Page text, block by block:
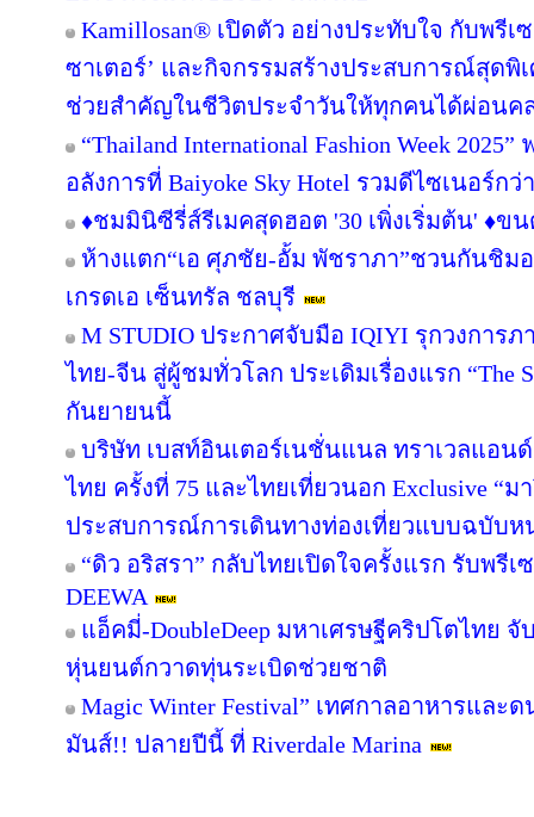
Kamillosan® เปิดตัว อย่างประทับใจ กับพรี
ซาเตอร์’ และกิจกรรมสร้างประสบการณ์สุด
ช่วยสำคัญในชีวิตประจำวันให้ทุกคนได้ผ่อนค
“Thailand International Fashion Week
อลังการที่ Baiyoke Sky Hotel รวมดีไซเนอร์กว่
♦️ชมมินิซีรี่ส์รีเมคสุดฮอต '30 เพิ่งเริ่มต้น' ♦️ข
ห้างแตก“เอ ศุภชัย-อั้ม พัชราภา”ชวนกันชิม
เกรดเอ เซ็นทรัล ชลบุรี
M STUDIO ประกาศจับมือ IQIYI รุกวงกา
ไทย-จีน สู่ผู้ชมทั่วโลก ประเดิมเรื่องแรก “The
กันยายนนี้
บริษัท เบสท์อินเตอร์เนชั่นแนล ทราเวลแอน
ไทย ครั้งที่ 75 และไทยเที่ยวนอก Exclusive “ม
ประสบการณ์การเดินทางท่องเที่ยวแบบฉบับ
“ดิว อริสรา” กลับไทยเปิดใจครั้งแรก รับพรี
DEEWA
แอ็คมี่-DoubleDeep มหาเศรษฐีคริปโตไทย
หุ่นยนต์กวาดทุ่นระเบิดช่วยชาติ
Magic Winter Festival” เทศกาลอาหารแล
มันส์!! ปลายปีนี้ ที่ Riverdale Marina